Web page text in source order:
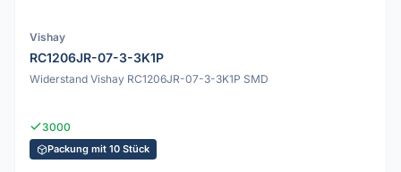
Vishay
RC1206JR-07-3-3K1P
Widerstand Vishay RC1206JR-07-3-3K1P SMD
3000
Packung mit 10 Stück